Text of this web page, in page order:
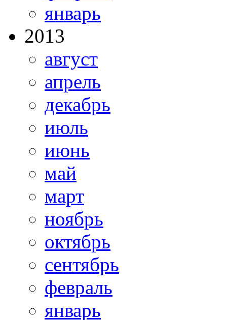
январь
2013
август
апрель
декабрь
июль
июнь
май
март
ноябрь
октябрь
сентябрь
февраль
январь